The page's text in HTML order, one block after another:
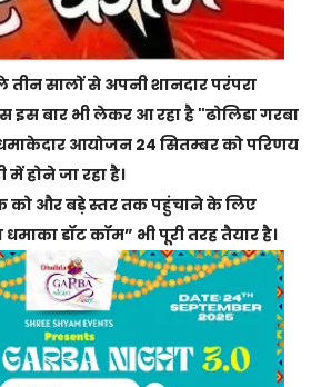
तीन सालों से अपनी शानदार परंपरा
इस बार भी लेकर आ रहा है "ढोलिडा गरबा
आयोजन 24 सितम्बर को परिणय
में होने जा रहा है।
को और बड़े स्तर तक पहुंचाने के लिए
धमाका डॉट कॉम” भी पूरी तरह तैयार है।